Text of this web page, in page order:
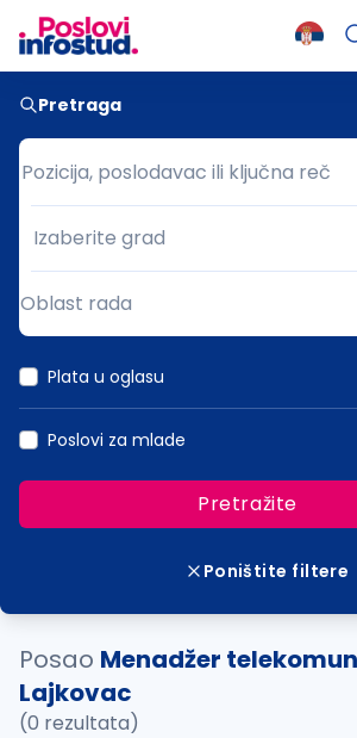
Pretraga
Pozicija, poslodavac ili ključna reč
Pozicija, poslodavac ili ključna reč
Grad
Izaberite grad
Oblast rada
Plata u oglasu
Poslovi za mlade
Pretražite
Poništite filtere
Posao Menadžer
Lajkovac
(0 rezultata)